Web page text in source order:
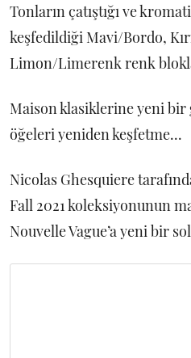
Tonların çatıştığı ve
keşfedildiği Mavi/Bordo,
Limon/Limerenk renk
Maison klasiklerine yeni
öğeleri yeniden keşfetme...
Nicolas Ghesquiere
Fall 2021 koleksiyonunun
Nouvelle Vague’a yeni bir